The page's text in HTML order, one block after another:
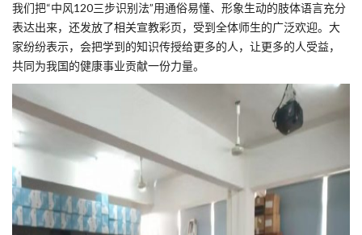
我们把“中风120三步识别法”用通俗易懂、形象生动的肢体语言充分
表达出来，还发放了相关宣教彩页，受到全体师生的广泛欢迎。大
家纷纷表示，会把学到的知识传授给更多的人，让更多的人受益，
共同为我国的健康事业贡献一份力量。